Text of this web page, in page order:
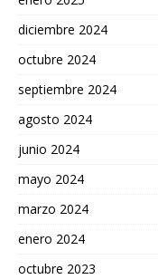
diciembre 2024
octubre 2024
septiembre 2024
agosto 2024
junio 2024
mayo 2024
marzo 2024
enero 2024
octubre 2023